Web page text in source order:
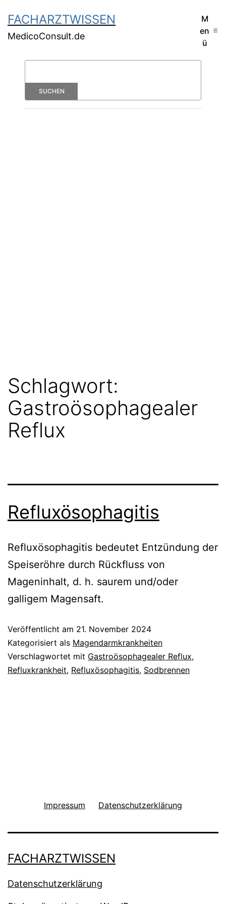
FACHARZTWISSEN
MedicoConsult.de
M
en
ü
Schlagwort:
Gastroösophagealer
Reflux
Refluxösophagitis
Refluxösophagitis bedeutet Entzündung der
Speiseröhre durch Rückfluss von
Mageninhalt, d. h. saurem und/oder
galligem Magensaft.
Veröffentlicht am 21. November 2024
Kategorisiert als Magendarmkrankheiten
Verschlagwortet mit Gastroösophagealer Reflux,
Refluxkrankheit, Refluxösophagitis, Sodbrennen
Impressum Datenschutzerklärung
FACHARZTWISSEN
Datenschutzerklärung